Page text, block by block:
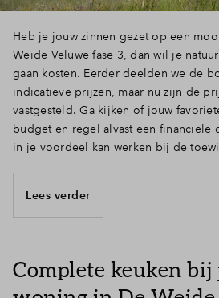
Heb je jouw zinnen gezet op een
Weide Veluwe fase 3, dan wil je
gaan kosten. Eerder deelden we de
indicatieve prijzen, maar nu zijn de
vastgesteld. Ga kijken of jouw
budget en regel alvast een financiële
in je voordeel kan werken bij de
Lees verder
Complete keuken